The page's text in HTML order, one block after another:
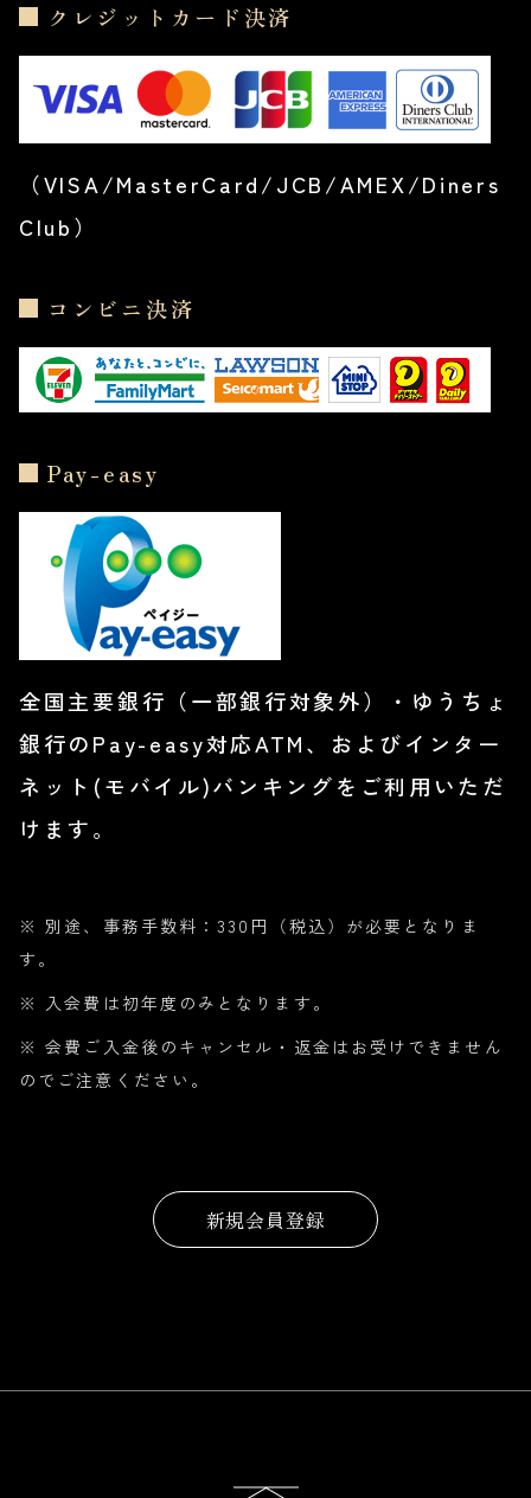
クレジットカード決済
（VISA/MasterCard/JCB/AMEX/Diners
Club）
コンビニ決済
Pay-easy
全国主要銀行（一部銀行対象外）・ゆうちょ
銀行のPay-easy対応ATM、およびインター
ネット(モバイル)バンキングをご利用いただ
けます。
※ 別途、事務手数料：330円（税込）が必要となりま
す。
※ 入会費は初年度のみとなります。
※ 会費ご入金後のキャンセル・返金はお受けできません
のでご注意ください。
新規会員登録